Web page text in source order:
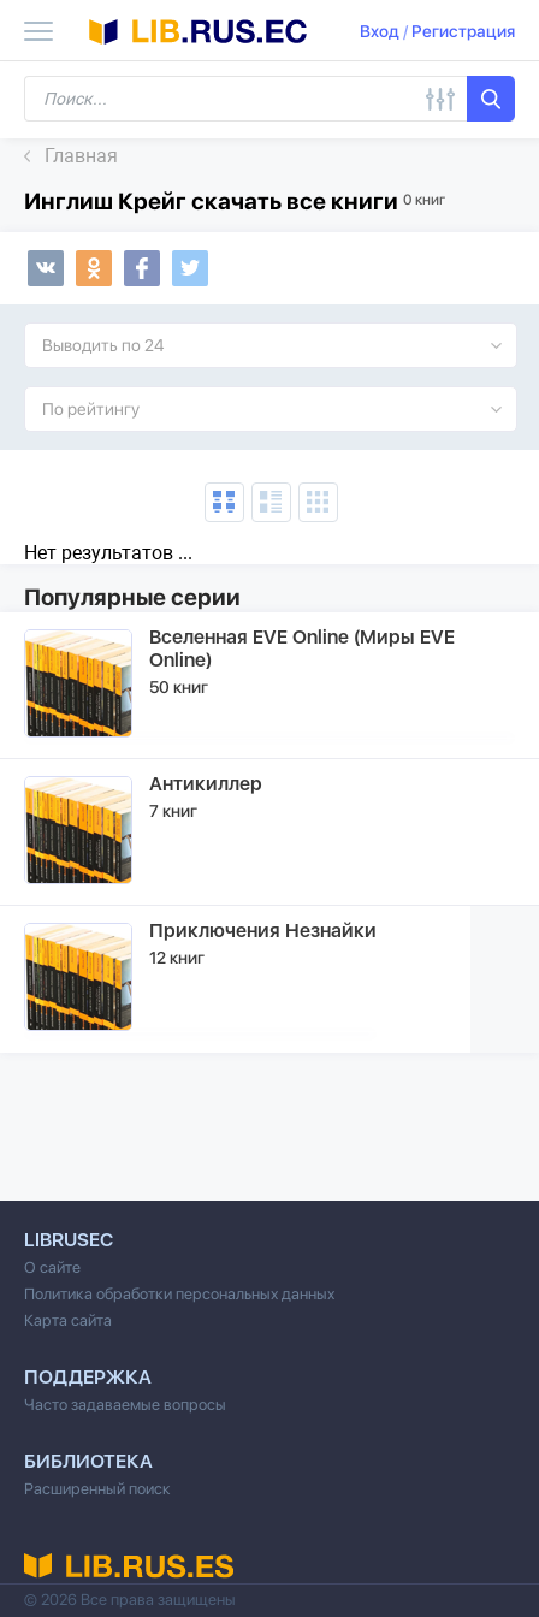
Вход/ Регистрация
Главная
Инглиш Крейг скачать все книги 0 книг
Выводить по 24
По рейтингу
Нет результатов ...
Популярные серии
Вселенная EVE Online (Миры EVE
Online)
50 книг
Антикиллер
7 книг
Приключения Незнайки
12 книг
LIBRUSEC
О сайте
Политика обработки персональных данных
Карта сайта
ПОДДЕРЖКА
Часто задаваемые вопросы
БИБЛИОТЕКА
Расширенный поиск
© 2026 Все права защищены